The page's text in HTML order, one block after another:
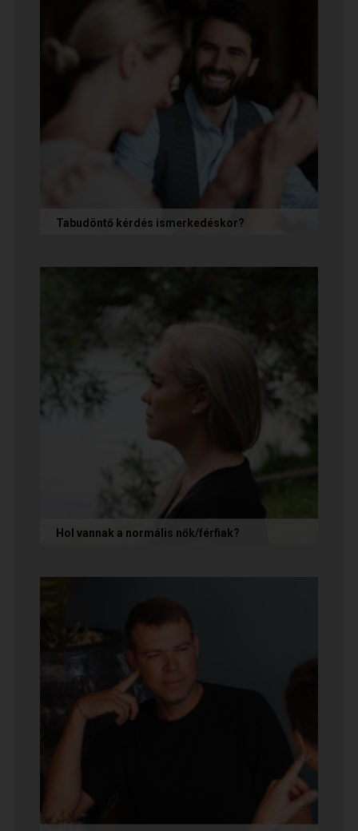
Tabudöntő kérdés ismerkedéskor?
önmagunkat adjuk, hanem...
Hol vannak a normális nők/férfiak?
őket, és vagy házasokkal...